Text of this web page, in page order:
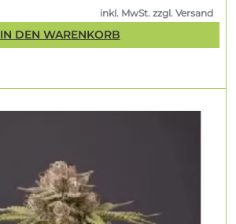
inkl. MwSt. zzgl. Versand
IN DEN WARENKORB